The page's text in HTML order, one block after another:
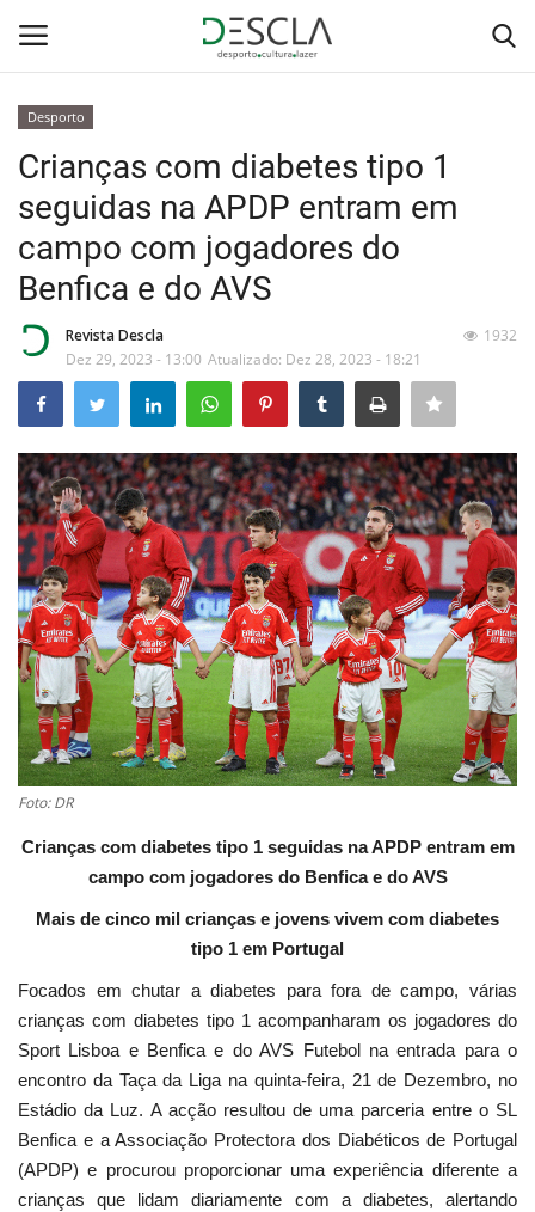
Home
...by Descla
Desporto
Contactos
Sobre Nós
Educação
Estatuto Editorial
Saúde
Ficha técnica
Cultura
Ambiente
Desporto
Crianças com diabetes tipo 1
seguidas na APDP entram em
campo com jogadores do
Benfica e do AVS
Revista Descla
Dez 29, 2023 - 13:00 Atualizado: Dez 28, 2023 - 18:21
1932
Foto: DR
Crianças com diabetes tipo 1 seguidas na APDP entram em
campo com jogadores do Benfica e do AVS
Mais de cinco mil crianças e jovens vivem com diabetes
tipo 1 em Portugal
Focados em chutar a diabetes para fora de campo, várias
crianças com diabetes tipo 1 acompanharam os jogadores do
Sport Lisboa e Benfica e do AVS Futebol na entrada para o
encontro da Taça da Liga na quinta-feira, 21 de Dezembro, no
Estádio da Luz. A acção resultou de uma parceria entre o SL
Benfica e a Associação Protectora dos Diabéticos de Portugal
(APDP) e procurou proporcionar uma experiência diferente a
crianças que lidam diariamente com a diabetes, alertando